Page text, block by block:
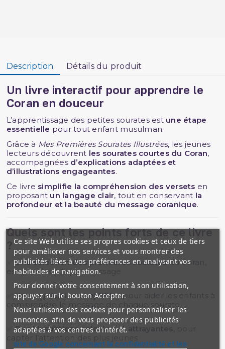
Description Détails du produit
Un livre interactif pour apprendre le
Coran en douceur
L’apprentissage des petites sourates est une étape
essentielle pour tout enfant musulman.
Grâce à Mes Premières Sourates Illustrées, les jeunes
lecteurs découvrent les sourates courtes du Coran,
accompagnées d’explications adaptées et
d’illustrations engageantes.
Ce livre simplifie la compréhension des versets en
proposant un langage clair, tout en conservant la
profondeur et la beauté du message coranique.
Quels sont les points forts de ce livre
✅Une sélection des premières souratesdu Coran,
essentielles à l’apprentissage
✅Une explication simplifiée, pour aider les enfants à
comprendre le message de chaque sourate
✅Des illustrations colorées et attrayantes
Ce site Web utilise ses propres cookies et ceux de tiers
pour améliorer nos services et vous montrer des
publicités liées à vos préférences en analysant vos
habitudes de navigation.
Pour donner votre consentement à son utilisation,
appuyez sur le bouton Accepter.
Nous utilisons des cookies pour personnaliser les
annonces, afin de vous proposer des publicités
adaptées à vos centres d'intérêt.
site de Google concernant la confidentialité et les